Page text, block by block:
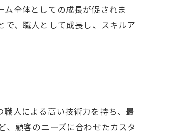
全体としての成長が促されま
で、職人として成長し、スキルア
人による高い技術力を持ち、最
、顧客のニーズに合わせたカスタ